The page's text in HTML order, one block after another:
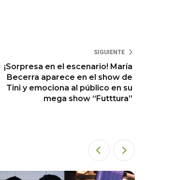
SIGUIENTE
¡Sorpresa en el escenario! María
Becerra aparece en el show de
Tini y emociona al público en su
mega show “Futttura”